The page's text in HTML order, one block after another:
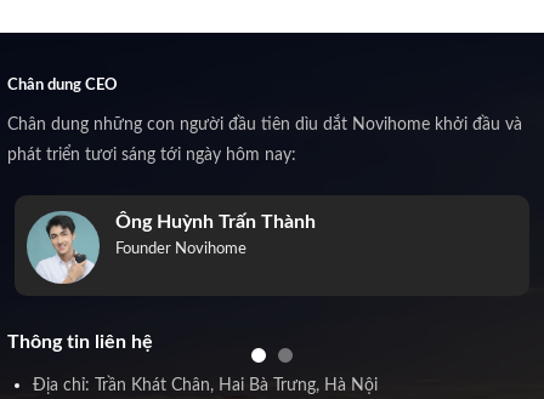
Chân dung CEO
Chân dung những con người đầu tiên dìu dắt Novihome khởi đầu và
phát triển tươi sáng tới ngày hôm nay:
Ông Huỳnh Trấn Thành
Founder Novihome
Thông tin liên hệ
Địa chỉ: Trần Khát Chân, Hai Bà Trưng, Hà Nội